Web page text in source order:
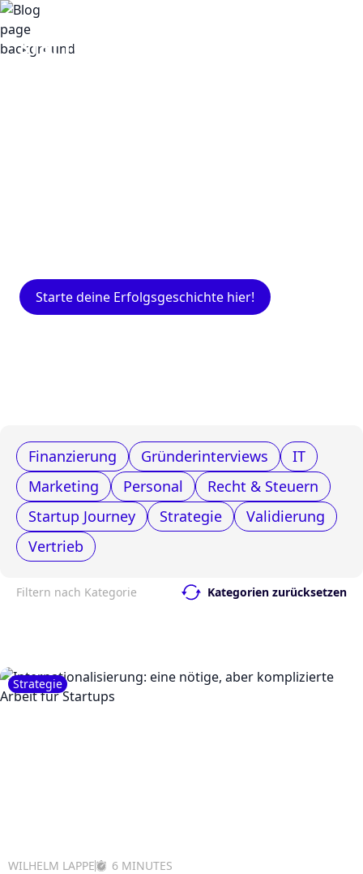
Starte deine Erfolgsgeschichte hier!
Finanzierung Gründerinterviews
IT
Marketing
Personal
Recht & Steuern
Startup Journey
Strategie
Validierung
Vertrieb
Filtern nach Kategorie Kategorien zurücksetzen
Strategie
WILHELM LAPPE 6 MINUTES